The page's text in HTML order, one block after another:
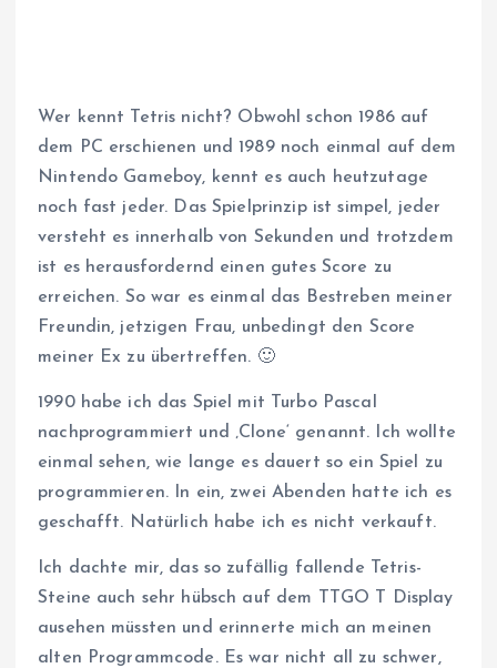
Wer kennt Tetris nicht? Obwohl schon 1986 auf
dem PC erschienen und 1989 noch einmal auf dem
Nintendo Gameboy, kennt es auch heutzutage
noch fast jeder. Das Spielprinzip ist simpel, jeder
versteht es innerhalb von Sekunden und trotzdem
ist es herausfordernd einen gutes Score zu
erreichen. So war es einmal das Bestreben meiner
Freundin, jetzigen Frau, unbedingt den Score
meiner Ex zu übertreffen. 🙂
1990 habe ich das Spiel mit Turbo Pascal
nachprogrammiert und ‚Clone‘ genannt. Ich wollte
einmal sehen, wie lange es dauert so ein Spiel zu
programmieren. In ein, zwei Abenden hatte ich es
geschafft. Natürlich habe ich es nicht verkauft.
Ich dachte mir, das so zufällig fallende Tetris-
Steine auch sehr hübsch auf dem TTGO T Display
ausehen müssten und erinnerte mich an meinen
alten Programmcode. Es war nicht all zu schwer,